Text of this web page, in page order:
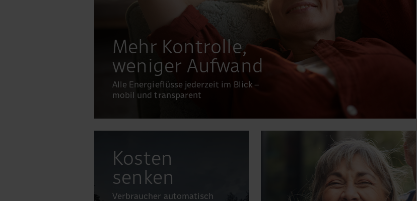
Mehr Kontrolle,
weniger Aufwand
Alle Energieflüsse jederzeit im Blick –
mobil und transparent
Kosten
senken
Verbraucher automatisch